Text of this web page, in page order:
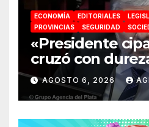
ECONOMÍA EDITORIALES
PROVINCIAS
SEGURIDAD
«Presidente
cruzó con
advirtió sobre
político por
Patria
AGOSTO 6, 2026